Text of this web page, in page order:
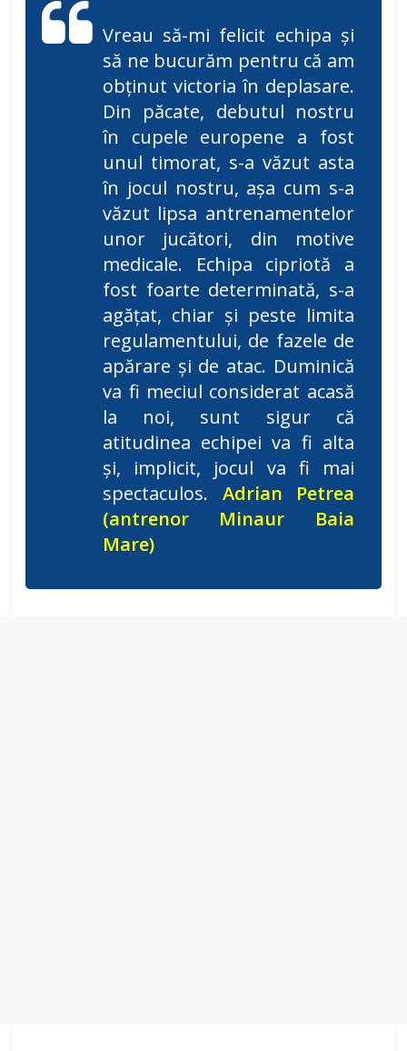
Vreau să-mi felicit echipa și
să ne bucurăm pentru că am
obținut victoria în deplasare.
Din păcate, debutul nostru
în cupele europene a fost
unul timorat, s-a văzut asta
în jocul nostru, așa cum s-a
văzut lipsa antrenamentelor
unor jucători, din motive
medicale. Echipa cipriotă a
fost foarte determinată, s-a
agățat, chiar și peste limita
regulamentului, de fazele de
apărare și de atac. Duminică
va fi meciul considerat acasă
la noi, sunt sigur că
atitudinea echipei va fi alta
și, implicit, jocul va fi mai
spectaculos. Adrian Petrea
(antrenor Minaur Baia
Mare)